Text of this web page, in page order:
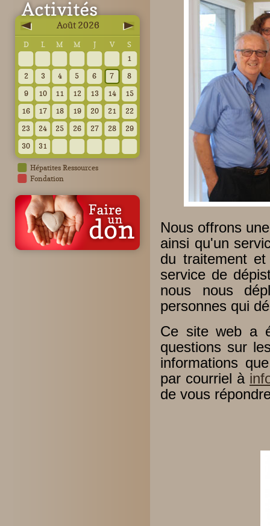
Août 2026
D L M M J V
S
1
2
3 4 5 6 7
8
9
10 11 12 13 14
15
16
17 18 19 20 21
22
23
24 25 26 27 28
29
30
31
Hépatites Ressources
Fondation
Nous offrons
ainsi qu'un
du traitement
service de
nous nous
personnes qui
Ce site web a
questions sur
informations
par courriel à
de vous